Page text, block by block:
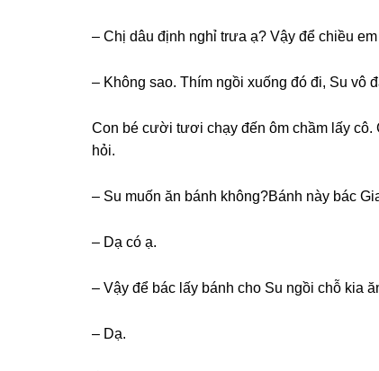
– Chị dâu định nghỉ trưa ạ? Vậy để chiều em
– Khônɡ ѕao. Thím ngồi xuốnɡ đó đi, Su vô
Con bé cười tươi chạy đến ôm chầm lấy
hỏi.
– Su muốn ăn bánh không?Bánh này bác
– Dạ có ạ.
– Vậy để bác lấy bánh cho Su ngồi chỗ kia
– Dạ.